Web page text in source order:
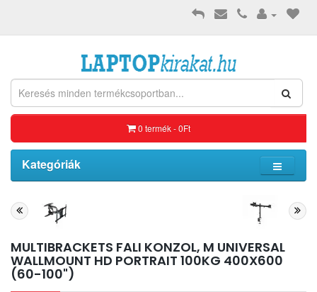
0 termék - 0Ft
Kategóriák
MULTIBRACKETS FALI KONZOL, M UNIVERSAL
WALLMOUNT HD PORTRAIT 100KG 400X600
(60-100")